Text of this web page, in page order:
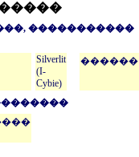
�����������
Silverlit
(I-
Cybie)
������